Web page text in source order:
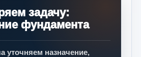
задачу:
фундамента
уточняем назначение,